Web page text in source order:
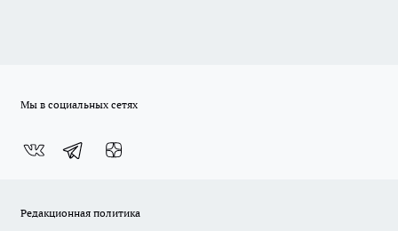
Мы в социальных сетях
Редакционная политика